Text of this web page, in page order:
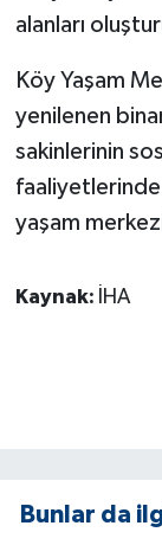
alanları
Köy Yaşam
yenilenen
sakinlerinin
faaliyetlerinde
yaşam
Kaynak: İHA
Bunlar da
Sağlık
SİYASET
SPOR